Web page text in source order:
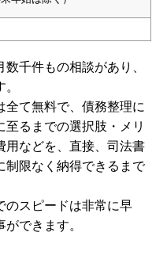
千件もの相談があり、
全て無料で、債務整理に
るまでの選択肢・メリ
用などを、直接、司法書
制限なく納得できるまで
のスピードは非常に早
できます。